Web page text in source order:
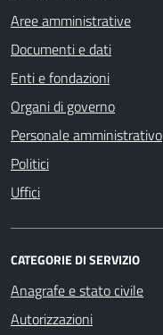
Aree amministrative
Documenti e dati
Enti e fondazioni
Organi di governo
Personale amministrativo
Politici
Uffici
CATEGORIE DI SERVIZIO
Anagrafe e stato civile
Autorizzazioni